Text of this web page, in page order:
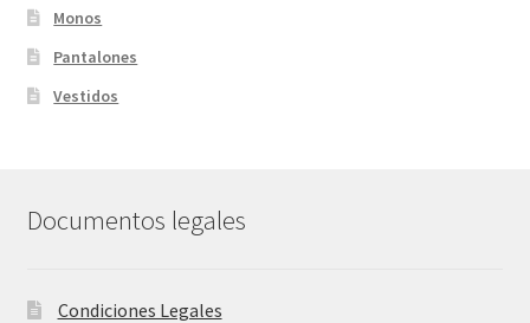
Monos
Pantalones
Vestidos
Documentos legales
Condiciones Legales